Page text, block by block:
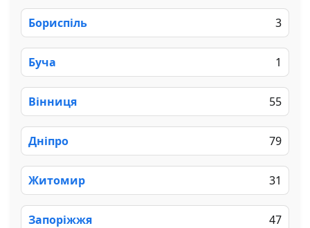
Бориспіль 3
Буча 1
Вінниця 55
Дніпро 79
Житомир 31
Запоріжжя 47